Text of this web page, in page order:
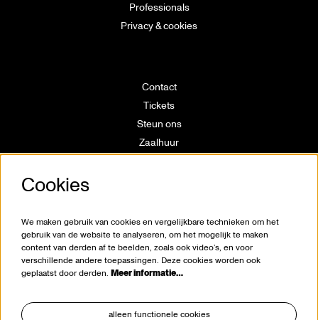
Professionals
Privacy & cookies
Contact
Tickets
Steun ons
Zaalhuur
Huisregels
Klokkenluiderswet
Cookies
We maken gebruik van cookies en vergelijkbare technieken om het
gebruik van de website te analyseren, om het mogelijk te maken
content van derden af te beelden, zoals ook video’s, en voor
verschillende andere toepassingen. Deze cookies worden ook
geplaatst door derden. Meer informatie…
alleen functionele cookies